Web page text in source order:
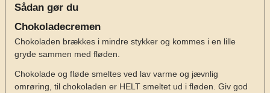
Sådan gør du
Chokoladecremen
Chokoladen brækkes i mindre stykker og kommes i en lille
gryde sammen med fløden.
Chokolade og fløde smeltes ved lav varme og jævnlig
omrøring, til chokoladen er HELT smeltet ud i fløden. Giv god